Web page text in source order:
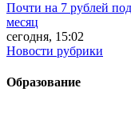
Почти на 7 рублей
месяц
сегодня, 15:02
Новости рубрики
Образование